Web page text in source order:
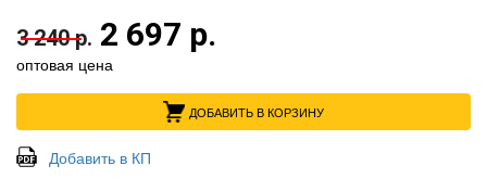
3 240 р. 2 697 р.
оптовая цена
ДОБАВИТЬ В КОРЗИНУ
Добавить в КП